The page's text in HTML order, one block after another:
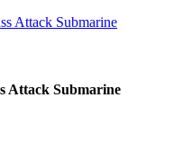
Attack Submarine